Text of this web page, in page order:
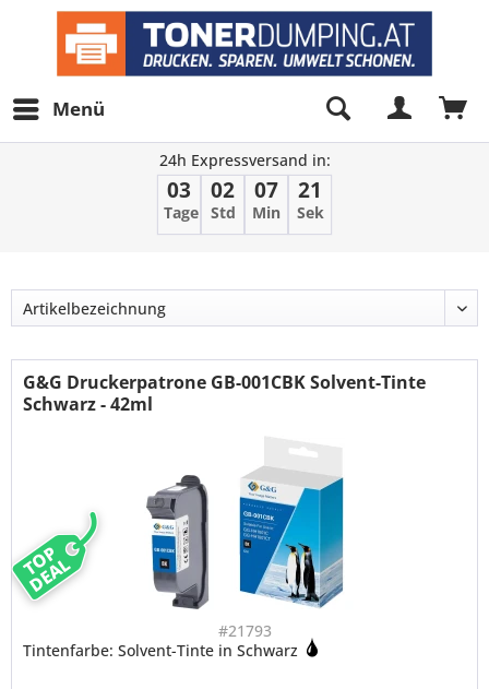
Menü
24h Expressversand in:
03
Tage
02
Std
07
Min
20
Sek
TOP
DEAL
G&G Druckerpatrone GB-001CBK Solvent-Tinte
Schwarz - 42ml
#21793
Tintenfarbe: Solvent-Tinte in Schwarz